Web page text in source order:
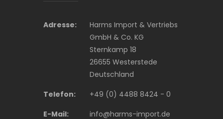
Adresse:
Harms Import & Vertriebs
GmbH & Co. KG
Sternkamp 18
26655 Westerstede
Deutschland
Telefon:
+49 (0) 4488 8424 - 0
E-Mail:
info@harms-import.de